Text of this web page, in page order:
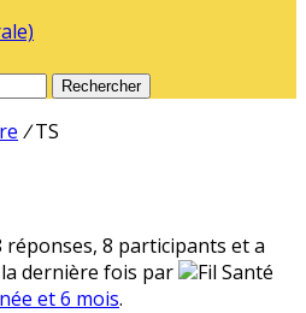
Rechercher
/ TS
réponses, 8 participants et a
dernière fois par
Fil Santé
et 6 mois.